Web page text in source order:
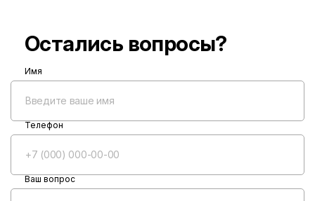
Остались вопросы?
Имя
Телефон
Ваш вопрос